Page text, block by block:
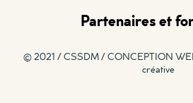
Partenaires et
© 2021 / CSSDM /CONCEPTION
créative